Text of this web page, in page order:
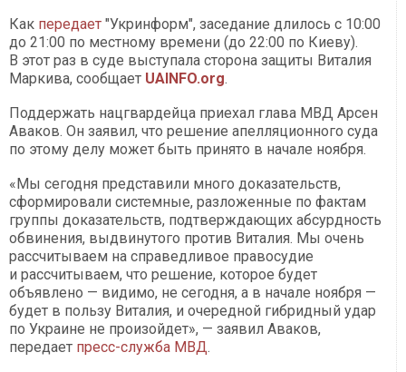
Как передает "Укринформ", заседание длилось с 10:00
до 21:00 по местному времени (до 22:00 по Киеву).
В этот раз в суде выступала сторона защиты Виталия
Маркива, сообщает UAINFO.org.
Поддержать нацгвардейца приехал глава МВД Арсен
Аваков. Он заявил, что решение апелляционного суда
по этому делу может быть принято в начале ноября.
«Мы сегодня представили много доказательств,
сформировали системные, разложенные по фактам
группы доказательств, подтверждающих абсурдность
обвинения, выдвинутого против Виталия. Мы очень
рассчитываем на справедливое правосудие
и рассчитываем, что решение, которое будет
объявлено — видимо, не сегодня, а в начале ноября —
будет в пользу Виталия, и очередной гибридный удар
по Украине не произойдет», — заявил Аваков,
передает пресс-служба МВД.